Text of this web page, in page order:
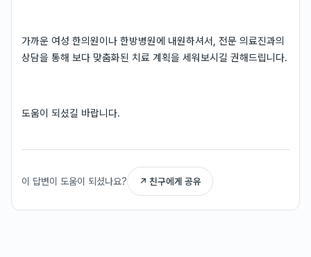
가까운 여성 한의원이나 한방병원에 내원하셔서, 전문 의료진과의
상담을 통해 보다 맞춤화된 치료 계획을 세워보시길 권해드립니다.
도움이 되셨길 바랍니다.
이 답변이 도움이 되셨나요? ↗ 친구에게 공유